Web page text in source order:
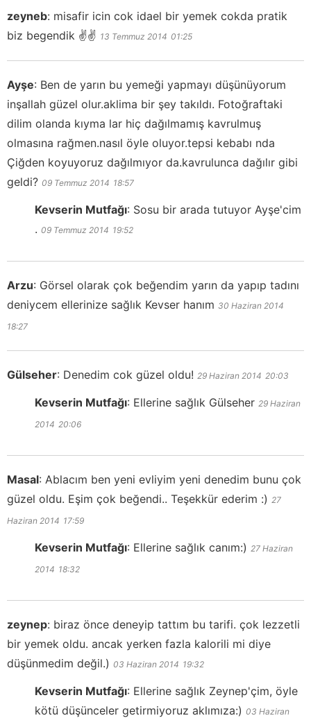
zeyneb: misafir icin cok idael bir yemek cokda pratik
biz begendik ✌️✌️ 13 Temmuz 2014 01:25
Ayşe: Ben de yarın bu yemeği yapmayı düşünüyorum
inşallah güzel olur.aklima bir şey takıldı. Fotoğraftaki
dilim olanda kıyma lar hiç dağılmamış kavrulmuş
olmasına rağmen.nasıl öyle oluyor.tepsi kebabı nda
Çiğden koyuyoruz dağılmıyor da.kavrulunca dağılır gibi
geldi? 09 Temmuz 2014 18:57
Kevserin Mutfağı: Sosu bir arada tutuyor Ayşe'cim
. 09 Temmuz 2014 19:52
Arzu: Görsel olarak çok beğendim yarın da yapıp tadını
deniycem ellerinize sağlık Kevser hanım 30 Haziran 2014
18:27
Gülseher: Denedim cok güzel oldu! 29 Haziran 2014 20:03
Kevserin Mutfağı: Ellerine sağlık Gülseher 29 Haziran
2014 20:06
Masal: Ablacım ben yeni evliyim yeni denedim bunu çok
güzel oldu. Eşim çok beğendi.. Teşekkür ederim :) 27
Haziran 2014 17:59
Kevserin Mutfağı: Ellerine sağlık canım:) 27 Haziran
2014 18:32
zeynep: biraz önce deneyip tattım bu tarifi. çok lezzetli
bir yemek oldu. ancak yerken fazla kalorili mi diye
düşünmedim değil.) 03 Haziran 2014 19:32
Kevserin Mutfağı: Ellerine sağlık Zeynep'çim, öyle
kötü düşünceler getirmiyoruz aklımıza:) 03 Haziran